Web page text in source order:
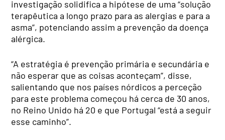
investigação solidifica a hipótese de uma “solução
terapêutica a longo prazo para as alergias e para a
asma”, potenciando assim a prevenção da doença
alérgica.
“A estratégia é prevenção primária e secundária e
não esperar que as coisas aconteçam”, disse,
salientando que nos países nórdicos a perceção
para este problema começou há cerca de 30 anos,
no Reino Unido há 20 e que Portugal “está a seguir
esse caminho”.